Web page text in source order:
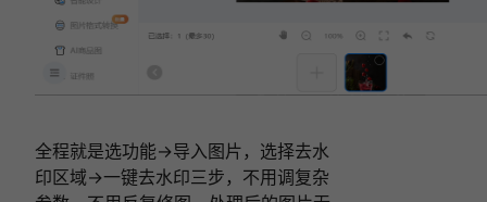
全程就是选功能→导入图片，选择去水
印区域→一键去水印三步，不用调复杂